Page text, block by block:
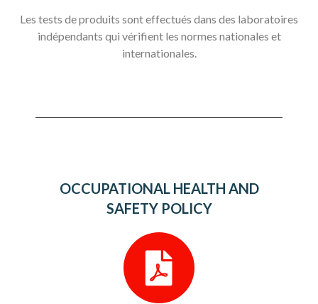
Les tests de produits sont effectués dans des laboratoires
indépendants qui vérifient les normes nationales et
internationales.
OCCUPATIONAL HEALTH AND
SAFETY POLICY